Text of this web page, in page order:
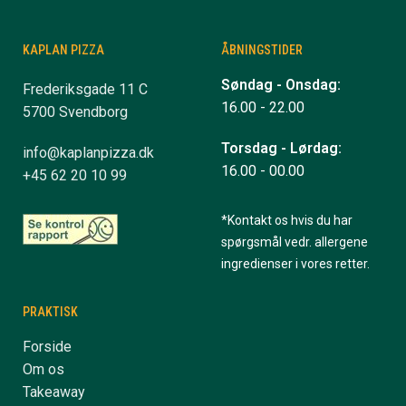
KAPLAN PIZZA
Frederiksgade 11 C
5700 Svendborg
info@kaplanpizza.dk
+45 62 20 10 99
ÅBNINGSTIDER
Søndag - Onsdag:
16.00 - 22.00
Torsdag - Lørdag:
16.00 - 00.00
*Kontakt os hvis du har
spørgsmål vedr. allergene
ingredienser i vores retter.
PRAKTISK
Forside
Om os
Takeaway